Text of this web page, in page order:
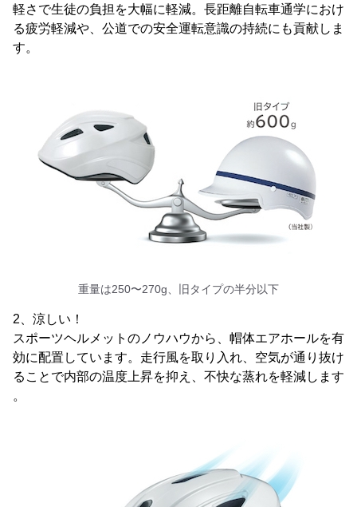
軽さで生徒の負担を大幅に軽減。長距離自転車通学におけ
る疲労軽減や、公道での安全運転意識の持続にも貢献しま
す。
重量は250〜270g、旧タイプの半分以下
2、涼しい！
スポーツヘルメットのノウハウから、帽体エアホールを有
効に配置しています。走行風を取り入れ、空気が通り抜け
ることで内部の温度上昇を抑え、不快な蒸れを軽減します
。